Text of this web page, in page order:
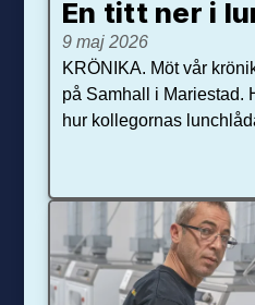
En titt ner i
9 maj 2026
KRÖNIKA. Möt vår
på Samhall i Mariestad.
hur kollegornas